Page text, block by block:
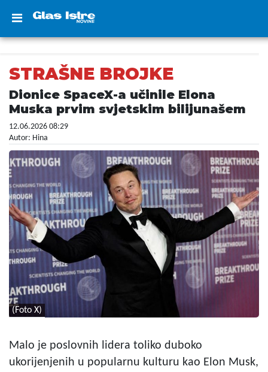
STRAŠNE BROJKE
Dionice SpaceX-a učinile Elona
Muska prvim svjetskim bilijunašem
12.06.2026 08:29
Autor: Hina
(Foto X)
Malo je poslovnih lidera toliko duboko
ukorijenjenih u popularnu kulturu kao Elon Musk,